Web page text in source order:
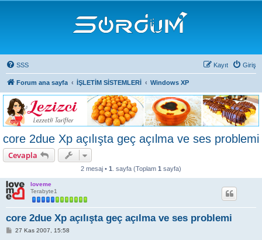
SSS Giriş
Kayıt
Forum ana sayfa İŞLETİM SİSTEMLERİ Windows XP
core 2due Xp açılışta geç açılma ve ses problemi
Cevapla
2 mesaj • 1 . sayfa (Toplam 1 sayfa)
loveme
Terabyte1
core 2due Xp açılışta geç açılma ve ses problemi
M27 Kas 2007, 15:58